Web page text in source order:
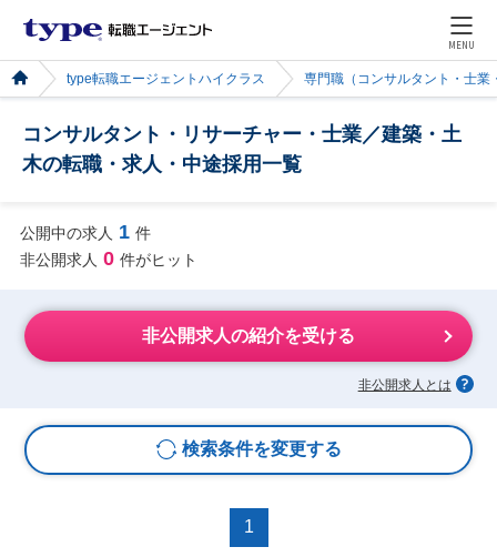
MENU
type転職エージェントハイクラス 専門職（コンサルタント・士業
コンサルタント・リサーチャー・士業／建築・土
木の転職・求人・中途採用一覧
公開中の求人 1 件
非公開求人 0 件がヒット
非公開求人の紹介を受ける
非公開求人とは
検索条件を変更する
1